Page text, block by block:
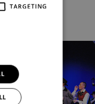
TARGETING